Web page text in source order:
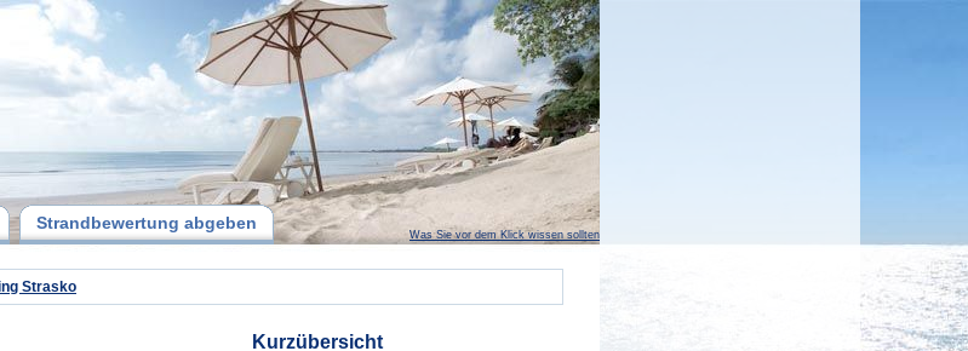
Strandbewertung abgeben
Was Sie vor dem Klick wissen sollten
Strasko
Kurzübersicht